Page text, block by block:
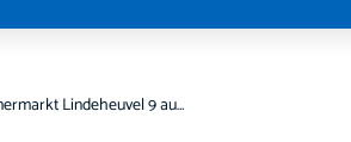
Zomermarkt Lindeheuvel 9 augustus (wijk in Geleen)